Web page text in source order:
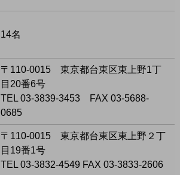
14名
〒110-0015 東京都台東区東上野1丁
目20番6号
TEL 03-3839-3453 FAX 03-5688-
0685
〒110-0015 東京都台東区東上野２丁
目19番1号
TEL 03-3832-4549 FAX 03-3833-2606